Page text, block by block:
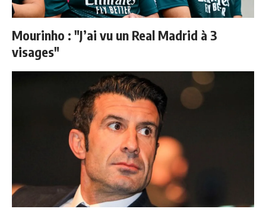
Mourinho : "J’ai vu un Real Madrid à 3
visages"